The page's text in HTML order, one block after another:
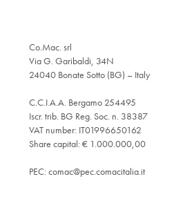
Co.Mac. srl
Via G. Garibaldi, 34N
24040 Bonate Sotto (BG) – Italy
C.C.I.A.A. Bergamo 254495
Iscr. trib. BG Reg. Soc. n. 38387
VAT number: IT01996650162
Share capital: € 1.000.000,00
PEC: comac@pec.comacitalia.it